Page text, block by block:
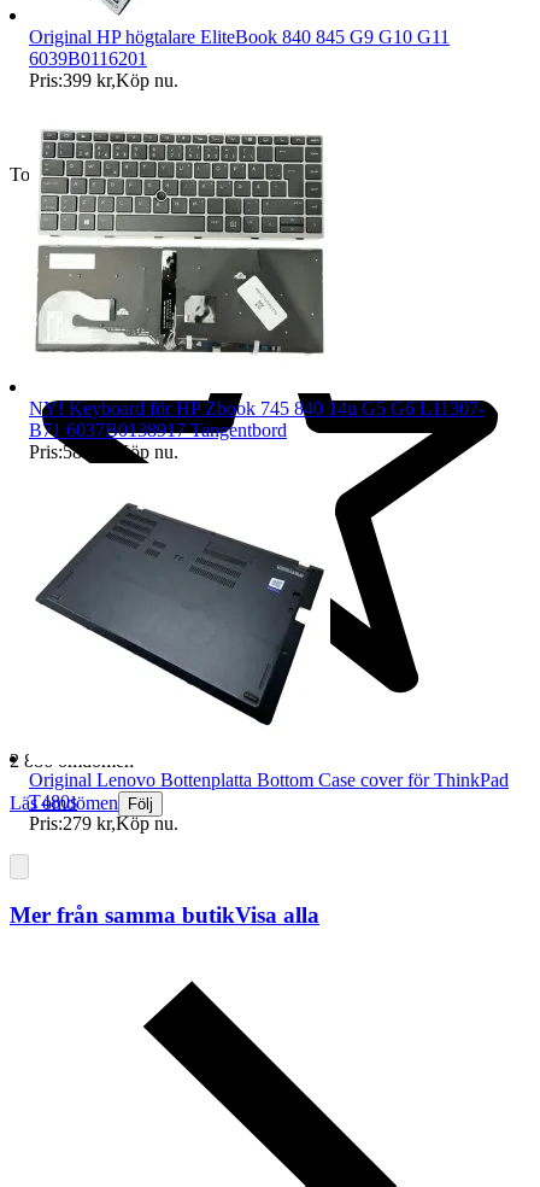
Toppsäljare
2 886 omdömen
Läs omdömen Följ
Original HP högtalare EliteBook 840 845 G9 G10 G11
6039B0116201
Pris:399 kr,Köp nu.
NY! Keyboard för HP Zbook 745 840 14u G5 G6 L11307-
B71 6037B0138917 Tangentbord
Pris:589 kr Köp nu.
Original Lenovo Bottenplatta Bottom Case cover för ThinkPad
T480s
Pris:279 kr,Köp nu.
Mer från samma butikVisa alla